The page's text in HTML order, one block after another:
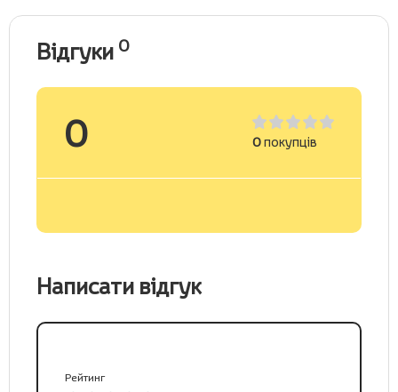
Відгуки 0
0 0покупців
Написати відгук
Рейтинг